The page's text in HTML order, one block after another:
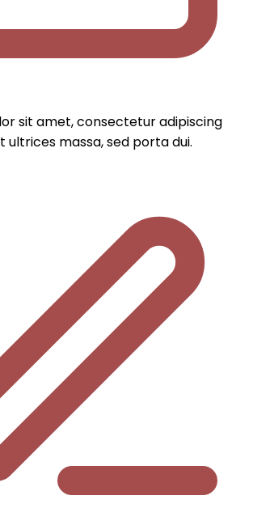
sit amet, consectetur adipiscing
ultrices massa, sed porta dui.